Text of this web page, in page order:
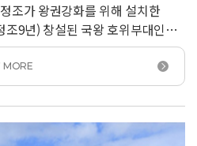
조가 왕권강화를 위해 설치한
9년) 창설된 국왕 호위부대인
년(정조17년) 설치되었습니다.
로 나뉘는데, 내영은 도성을
중심으로 이루어졌습니다.<br />
가 총괄했습니다.<br /> 외영의
방군과 유사시 동원되는
MORE